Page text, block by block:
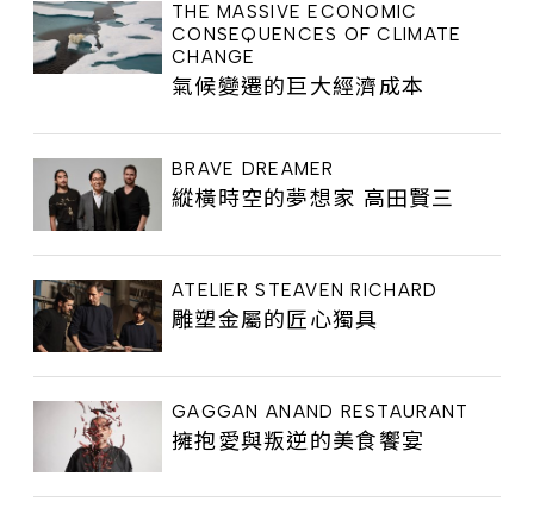
THE MASSIVE ECONOMIC
CONSEQUENCES OF CLIMATE
CHANGE
氣候變遷的巨大經濟成本
BRAVE DREAMER
縱橫時空的夢想家 高田賢三
ATELIER STEAVEN RICHARD
雕塑金屬的匠心獨具
GAGGAN ANAND RESTAURANT
擁抱愛與叛逆的美食饗宴